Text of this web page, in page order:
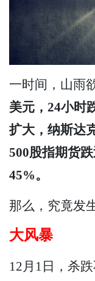
一时间，山雨
美元，24小时
扩大，纳斯达
500股指期货
45%。
那么，究竟发
大风暴
12月1日，杀